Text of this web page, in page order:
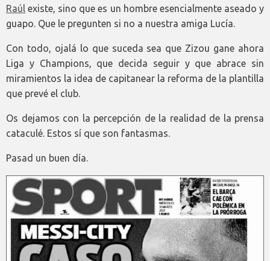
Raúl existe, sino que es un hombre esencialmente aseado y
guapo. Que le pregunten si no a nuestra amiga Lucía.
Con todo, ojalá lo que suceda sea que Zizou gane ahora
Liga y Champions, que decida seguir y que abrace sin
miramientos la idea de capitanear la reforma de la plantilla
que prevé el club.
Os dejamos con la percepción de la realidad de la prensa
cataculé. Estos sí que son fantasmas.
Pasad un buen día.